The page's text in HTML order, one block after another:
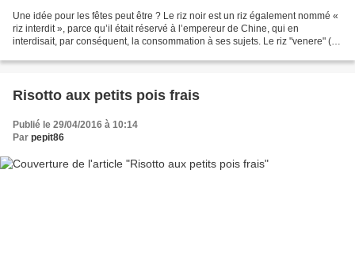
Une idée pour les fêtes peut être ? Le riz noir est un riz également nommé «
riz interdit », parce qu’il était réservé à l’empereur de Chine, qui en
interdisait, par conséquent, la consommation à ses sujets. Le riz "venere" (de
Risotto aux petits pois frais
Publié le 29/04/2016 à 10:14
Par pepit86